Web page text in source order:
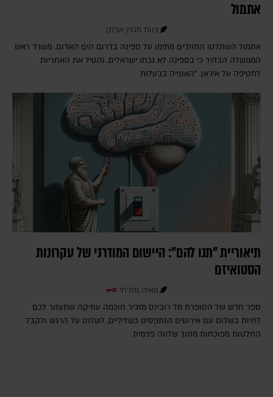
אתמול
צוות מגזין אפוק
אתמול השתלטו החות'ים מתימן על ספינה בדרום הים האדום. משרד ראש
הממשלה הבהיר כי בספינה לא נכחו ישראלים, והטיל את האחריות
לחטיפה על איראן. "האונייה בבעלות
תיאוריית "תנו להם": היישום המודרני של עקרונות
הסטואיזם
מאיה מזרחי
ספר חדש של הסופרת מל רובינס מזכיר חוכמה עתיקה שתעזור לכם
לחיות בשלום עם אירועים הנתפסים כשליליים, לשלוט על הרגש ולקבל
החלטות מפוכחות מתוך שלווה פנימית